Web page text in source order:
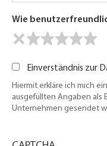
Wie
Einverständnis zur
Hiermit erkläre ich mich
ausgefüllten Angaben als
Unternehmen gesendet